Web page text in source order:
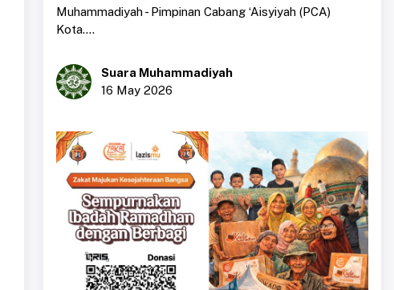
Muhammadiyah - Pimpinan Cabang ‘Aisyiyah (PCA)
Kota....
Suara Muhammadiyah
16 May 2026